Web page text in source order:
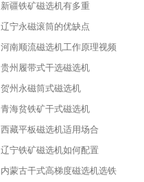
新疆铁矿磁选机有多重
辽宁永磁滚筒的优缺点
河南顺流磁选机工作原理视频
贵州履带式干选磁选机
贺州永磁筒式磁选机
青海贫铁矿干式磁选机
西藏平板磁选机适用场合
辽宁铁矿磁选机如何配置
内蒙古干式高梯度磁选机选铁